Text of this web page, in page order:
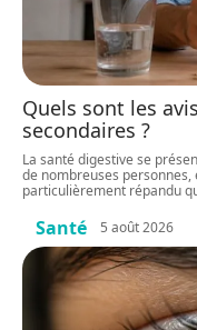
Quels sont les
secondaires ?
La santé digestive se
de nombreuses
particulièrement répandu
Santé 5 août 2026